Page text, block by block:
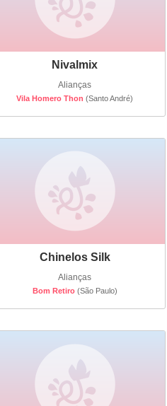
Nivalmix
Alianças
Vila Homero Thon (Santo André)
Chinelos Silk
Alianças
Bom Retiro(São Paulo)